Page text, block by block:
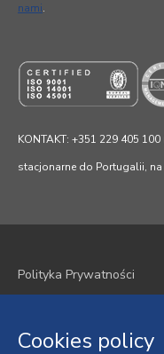
nami.
KONTAKT: +351 229 405
stacjonarne do Portugalii,
Polityka Prywatności
Regulamin
Cookies policy